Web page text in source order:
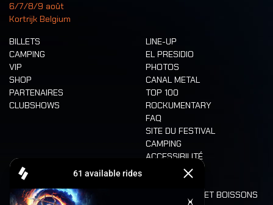
6/7/8/9 août
Kortrijk Belgium
BILLETS
CAMPING
VIP
SHOP
PARTENAIRES
CLUBSHOWS
LINE-UP
EL PRESIDIO
PHOTOS
CANAL METAL
TOP 100
ROCKUMENTARY
FAQ
SITE DU FESTIVAL
CAMPING
ACCESSIBILITÉ
CASHLESS
ALIMENTATION ET BOISSONS